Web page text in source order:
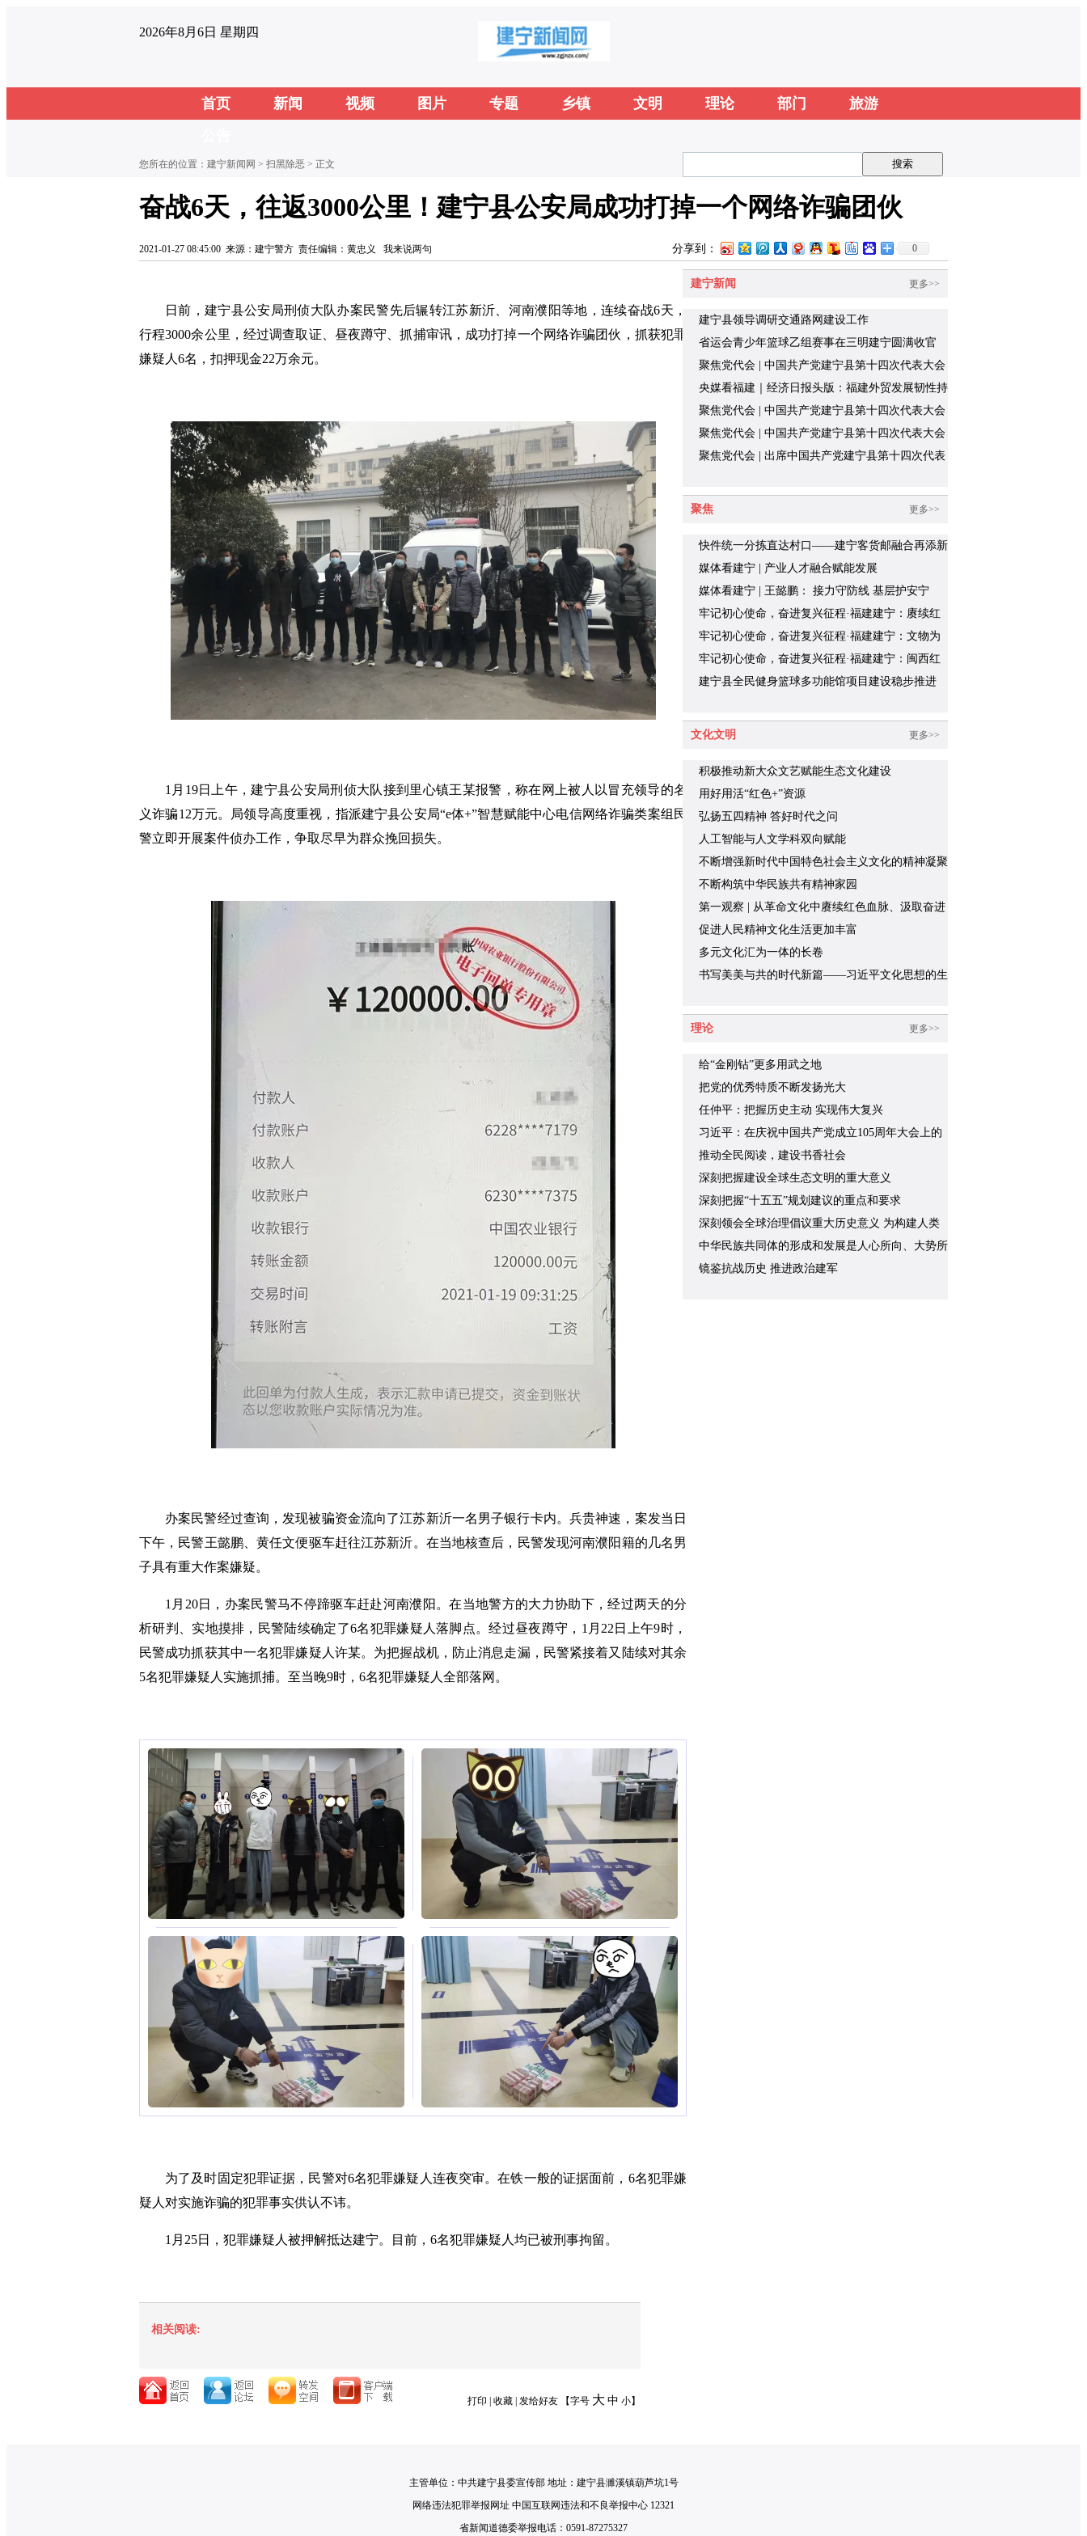
2026年8月6日 星期四
首页 新闻 视频 图片 专题 乡镇 文明 理论 部门
旅游
您所在的位置： 建宁新闻网 > 扫黑除恶 > 正文
奋战6天，往返3000公里！建宁县公安局成功打掉一个网络诈骗团伙
2021-01-27 08:45:00 来源：建宁警方 责任编辑：黄忠义 我来说两句 分享到： 0
日前，建宁县公安局刑侦大队办案民警先后辗转江苏新沂、河南濮阳等地，连续奋战6天，
行程3000余公里，经过调查取证、昼夜蹲守、抓捕审讯，成功打掉一个网络诈骗团伙，抓获犯罪
嫌疑人6名，扣押现金22万余元。
1月19日上午，建宁县公安局刑侦大队接到里心镇王某报警，称在网上被人以冒充领导的名
义诈骗12万元。局领导高度重视，指派建宁县公安局“e体+”智慧赋能中心电信网络诈骗类案组民
警立即开展案件侦办工作，争取尽早为群众挽回损失。
办案民警经过查询，发现被骗资金流向了江苏新沂一名男子银行卡内。兵贵神速，案发当日
下午，民警王懿鹏、黄任文便驱车赶往江苏新沂。在当地核查后，民警发现河南濮阳籍的几名男
子具有重大作案嫌疑。
1月20日，办案民警马不停蹄驱车赶赴河南濮阳。在当地警方的大力协助下，经过两天的分
析研判、实地摸排，民警陆续确定了6名犯罪嫌疑人落脚点。经过昼夜蹲守，1月22日上午9时，
民警成功抓获其中一名犯罪嫌疑人许某。为把握战机，防止消息走漏，民警紧接着又陆续对其余
5名犯罪嫌疑人实施抓捕。至当晚9时，6名犯罪嫌疑人全部落网。
为了及时固定犯罪证据，民警对6名犯罪嫌疑人连夜突审。在铁一般的证据面前，6名犯罪嫌
疑人对实施诈骗的犯罪事实供认不讳。
1月25日，犯罪嫌疑人被押解抵达建宁。目前，6名犯罪嫌疑人均已被刑事拘留。
相关阅读:
打印 收藏 发给好友 【字号 大 中 小】
更多>>
建宁新闻
建宁县领导调研交通路网建设工作
省运会青少年篮球乙组赛事在三明建宁圆满收官
聚焦党代会 | 中国共产党建宁县第十四次代表大会
胜利闭幕
央媒看福建｜经济日报头版：福建外贸发展韧性持
续显现
聚焦党代会 | 中国共产党建宁县第十四次代表大会
开幕
聚焦党代会 | 中国共产党建宁县第十四次代表大会
预备会议召开
聚焦党代会 | 出席中国共产党建宁县第十四次代表
更多>>
聚焦
快件统一分拣直达村口——建宁客货邮融合再添新
模式
媒体看建宁 | 产业人才融合赋能发展
媒体看建宁 | 王懿鹏： 接力守防线 基层护安宁
牢记初心使命，奋进复兴征程·福建建宁：赓续红
色基因，发展优势产业
牢记初心使命，奋进复兴征程·福建建宁：文物为
媒忆烽火，红色热土续新篇
牢记初心使命，奋进复兴征程·福建建宁：闽西红
土燃烽火，建宁英烈铸丰碑
建宁县全民健身篮球多功能馆项目建设稳步推进
更多>>
文化文明
积极推动新大众文艺赋能生态文化建设
用好用活“红色+”资源
弘扬五四精神 答好时代之问
人工智能与人文学科双向赋能
不断增强新时代中国特色社会主义文化的精神凝聚
力
不断构筑中华民族共有精神家园
第一观察 | 从革命文化中赓续红色血脉、汲取奋进
力量
促进人民精神文化生活更加丰富
多元文化汇为一体的长卷
书写美美与共的时代新篇——习近平文化思想的生
更多>>
理论
给“金刚钻”更多用武之地
把党的优秀特质不断发扬光大
任仲平：把握历史主动 实现伟大复兴
习近平：在庆祝中国共产党成立105周年大会上的
讲话
推动全民阅读，建设书香社会
深刻把握建设全球生态文明的重大意义
深刻把握“十五五”规划建议的重点和要求
深刻领会全球治理倡议重大历史意义 为构建人类
命运共同体凝聚磅礴合力
中华民族共同体的形成和发展是人心所向、大势所
趋、历史必然
镜鉴抗战历史 推进政治建军
主管单位：中共建宁县委宣传部 地址：建宁县濉溪镇葫芦坑1号
网络违法犯罪举报网址 中国互联网违法和不良举报中心 12321
省新闻道德委举报电话：0591-87275327